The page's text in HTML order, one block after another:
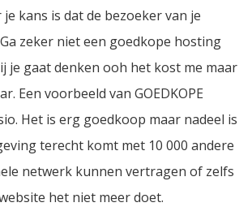
kans is dat de bezoeker van je
zeker niet een goedkope hosting
je gaat denken ooh het kost me maar
Een voorbeeld van GOEDKOPE
Het is erg goedkoop maar nadeel is
terecht komt met 10 000 andere
netwerk kunnen vertragen of zelfs
het niet meer doet.